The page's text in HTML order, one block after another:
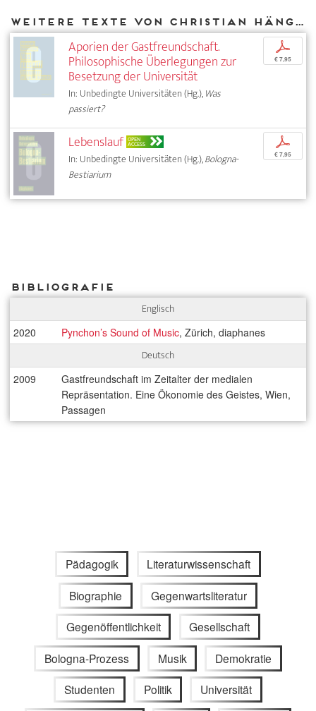
Weitere Texte von Christian Hänggi bei DIAPHANES
Aporien der Gastfreundschaft.
Philosophische Überlegungen zur
Besetzung der Universität
In: Unbedingte Universitäten (Hg.),Was
passiert?
p
€ 7,95
Lebenslauf OPEN
ACCESS
In: Unbedingte Universitäten (Hg.),Bologna-
Bestiarium
p
€ 7,95
Bibliografie
Englisch
2020 Pynchon’s Sound of Music, Zürich, diaphanes
Deutsch
2009
Gastfreundschaft im Zeitalter der medialen
Repräsentation. Eine Ökonomie des Geistes, Wien,
Passagen
Pädagogik Literaturwissenschaft
Biographie Gegenwartsliteratur
Gegenöffentlichkeit Gesellschaft
Bologna-Prozess Musik Demokratie
Studenten Politik Universität